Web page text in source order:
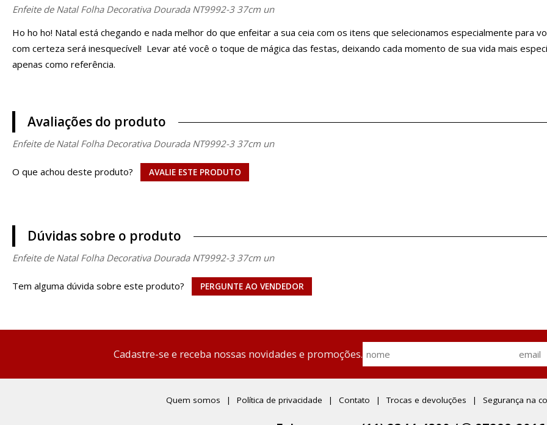
Enfeite de Natal Folha Decorativa Dourada NT9992-3 37cm un
Ho ho ho! Natal está chegando e nada melhor do que enfeitar a sua ceia com os itens que selecionamos especialmente para
com certeza será inesquecível! Levar até você o toque de mágica das festas, deixando cada momento de sua vida mais
apenas como referência.
Avaliações do produto
Enfeite de Natal Folha Decorativa Dourada NT9992-3 37cm un
O que achou deste produto? AVALIE ESTE PRODUTO
Dúvidas sobre o produto
Enfeite de Natal Folha Decorativa Dourada NT9992-3 37cm un
Tem alguma dúvida sobre este produto? PERGUNTE AO VENDEDOR
Cadastre-se e receba nossas novidades e promoções.
Quem somos Política de privacidade Contato Trocas e devoluções Segurança na